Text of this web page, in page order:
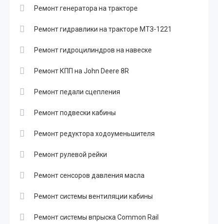
Ремонт генератора на тракторе
Ремонт гидравлики на тракторе МТЗ-1221
Ремонт гидроцилиндров на навеске
Ремонт КПП на John Deere 8R
Ремонт педали сцепления
Ремонт подвески кабины
Ремонт редуктора ходоуменьшителя
Ремонт рулевой рейки
Ремонт сенсоров давления масла
Ремонт системы вентиляции кабины
Ремонт системы впрыска Common Rail